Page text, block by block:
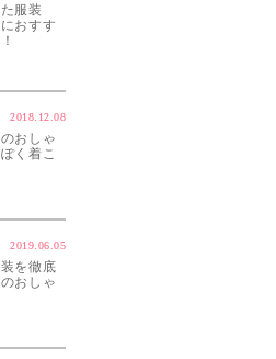
服装
おすす
2018.12.08
おしゃ
く着こ
2019.06.05
を徹底
おしゃ